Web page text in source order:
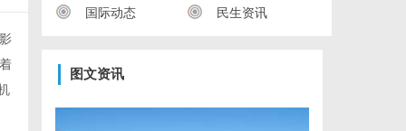
国际动态 民生资讯
图文资讯